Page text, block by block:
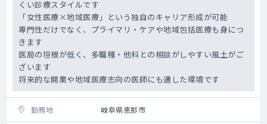
くい診療スタイルです
「女性医療×地域医療」という独自のキャリア形成が可能
専門性だけでなく、プライマリ・ケアや地域包括医療も身につ
きます
医局の垣根が低く、多職種・他科との相談がしやすい風土がご
ざいます
将来的な開業や地域医療志向の医師にも適した環境です
勤務地 岐阜県恵那市